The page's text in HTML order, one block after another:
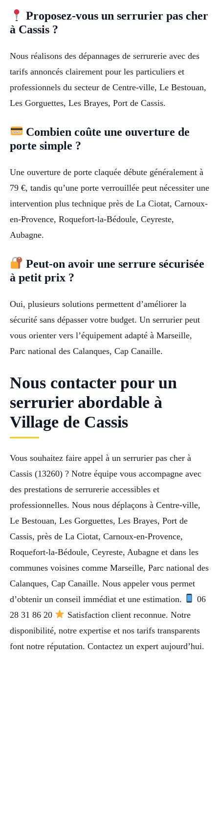
Proposez-vous un serrurier pas cher
à Cassis ?
Nous réalisons des dépannages de serrurerie avec des
tarifs annoncés clairement pour les particuliers et
professionnels du secteur de Centre-ville, Le Bestouan,
Les Gorguettes, Les Brayes, Port de Cassis.
Combien coûte une ouverture de
porte simple ?
Une ouverture de porte claquée débute généralement à
79 €, tandis qu’une porte verrouillée peut nécessiter une
intervention plus technique près de La Ciotat, Carnoux-
en-Provence, Roquefort-la-Bédoule, Ceyreste,
Aubagne.
Peut-on avoir une serrure sécurisée
à petit prix ?
Oui, plusieurs solutions permettent d’améliorer la
sécurité sans dépasser votre budget. Un serrurier peut
vous orienter vers l’équipement adapté à Marseille,
Parc national des Calanques, Cap Canaille.
Nous contacter pour un
serrurier abordable à
Village de Cassis
Vous souhaitez faire appel à un serrurier pas cher à
Cassis (13260) ? Notre équipe vous accompagne avec
des prestations de serrurerie accessibles et
professionnelles. Nous nous déplaçons à Centre-ville,
Le Bestouan, Les Gorguettes, Les Brayes, Port de
Cassis, près de La Ciotat, Carnoux-en-Provence,
Roquefort-la-Bédoule, Ceyreste, Aubagne et dans les
communes voisines comme Marseille, Parc national des
Calanques, Cap Canaille. Nous appeler vous permet
d’obtenir un conseil immédiat et une estimation.
06
28 31 86 20
Satisfaction client reconnue. Notre
disponibilité, notre expertise et nos tarifs transparents
font notre réputation. Contactez un expert aujourd’hui.